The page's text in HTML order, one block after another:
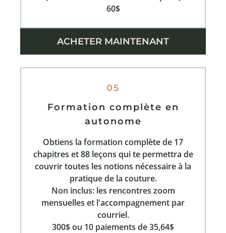
60$
ACHETER MAINTENANT
05
Formation complète en
autonome
Obtiens la formation complète de 17
chapitres et 88 leçons qui te permettra de
couvrir toutes les notions nécessaire à la
pratique de la couture.
Non inclus: les rencontres zoom
mensuelles et l'accompagnement par
courriel.
300$ ou 10 paiements de 35,64$